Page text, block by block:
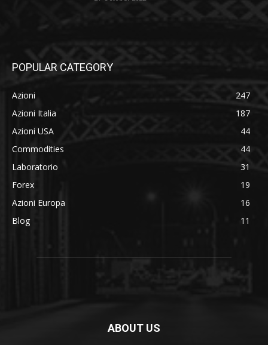
POPULAR CATEGORY
Azioni
247
Azioni Italia
187
Azioni USA
44
Commodities
44
Laboratorio
31
Forex
19
Azioni Europa
16
Blog
11
ABOUT US